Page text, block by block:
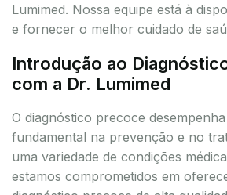
Lumimed. Nossa equipe está à
e fornecer o melhor cuidado de
Introdução ao
com a Dr. Lumimed
O diagnóstico precoce
fundamental na prevenção e no
uma variedade de condições
estamos comprometidos em